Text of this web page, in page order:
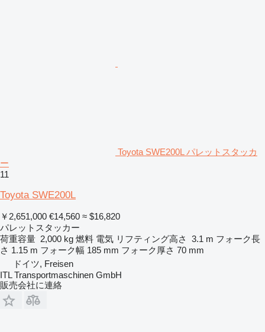
Toyota SWE200L パレットスタッカ
ー
11
Toyota SWE200L
￥2,651,000 €14,560 ≈ $16,820
パレットスタッカー
荷重容量 2,000 kg 燃料 電気 リフティング高さ 3.1 m フォーク長
さ 1.15 m フォーク幅 185 mm フォーク厚さ 70 mm
ドイツ, Freisen
ITL Transportmaschinen GmbH
販売会社に連絡